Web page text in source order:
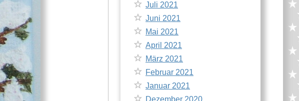
Juli 2021
Juni 2021
Mai 2021
April 2021
März 2021
Februar 2021
Januar 2021
Dezember 2020